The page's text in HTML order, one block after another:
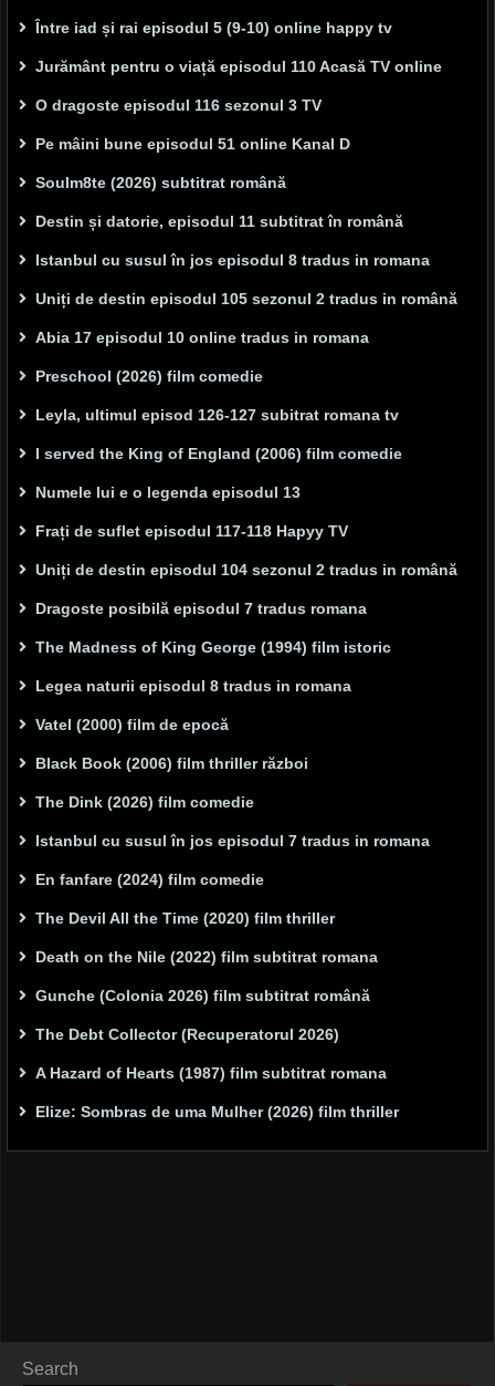
Între iad și rai episodul 5 (9-10) online happy tv
Jurământ pentru o viață episodul 110 Acasă TV online
O dragoste episodul 116 sezonul 3 TV
Pe mâini bune episodul 51 online Kanal D
Soulm8te (2026) subtitrat română
Destin și datorie, episodul 11 subtitrat în română
Istanbul cu susul în jos episodul 8 tradus in romana
Uniți de destin episodul 105 sezonul 2 tradus in română
Abia 17 episodul 10 online tradus in romana
Preschool (2026) film comedie
Leyla, ultimul episod 126-127 subitrat romana tv
I served the King of England (2006) film comedie
Numele lui e o legenda episodul 13
Frați de suflet episodul 117-118 Hapyy TV
Uniți de destin episodul 104 sezonul 2 tradus in română
Dragoste posibilă episodul 7 tradus romana
The Madness of King George (1994) film istoric
Legea naturii episodul 8 tradus in romana
Vatel (2000) film de epocă
Black Book (2006) film thriller război
The Dink (2026) film comedie
Istanbul cu susul în jos episodul 7 tradus in romana
En fanfare (2024) film comedie
The Devil All the Time (2020) film thriller
Death on the Nile (2022) film subtitrat romana
Gunche (Colonia 2026) film subtitrat română
The Debt Collector (Recuperatorul 2026)
A Hazard of Hearts (1987) film subtitrat romana
Elize: Sombras de uma Mulher (2026) film thriller
Search